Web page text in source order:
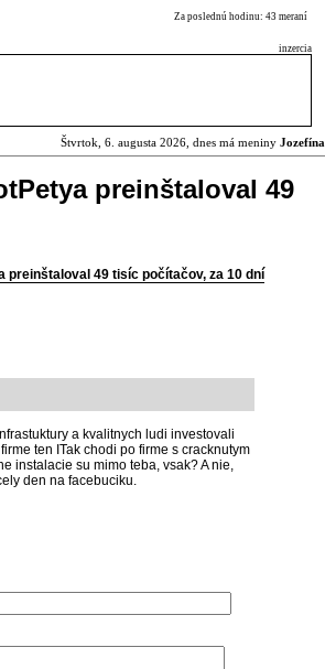
Za poslednú hodinu: 43 meraní
inzercia
Štvrtok, 6. augusta 2026, dnes má meniny Jozefína
preinštaloval 49
preinštaloval 49 tisíc počítačov, za 10 dní
a kvalitnych ludi investovali
ten ITak chodi po firme s cracknutym
instalacie su mimo teba, vsak? A nie,
den na facebuciku.